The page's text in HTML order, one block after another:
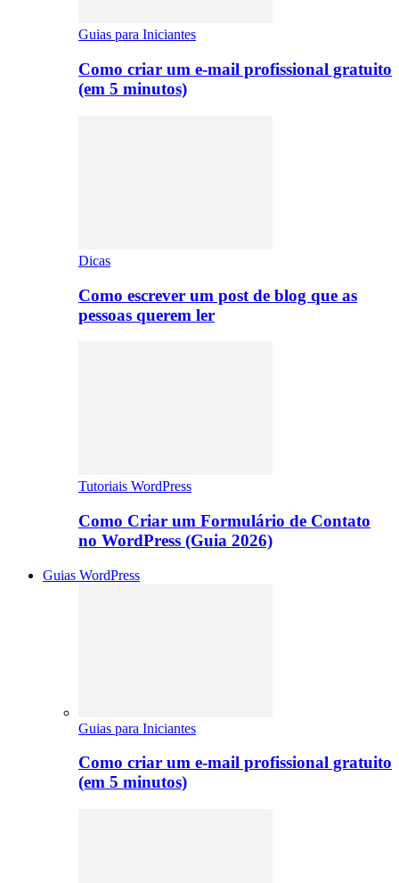
Guias para Iniciantes
Como criar um e-mail profissional gratuito
(em 5 minutos)
Dicas
Como escrever um post de blog que as
pessoas querem ler
Tutoriais WordPress
Como Criar um Formulário de Contato
no WordPress (Guia 2026)
Guias WordPress
Guias para Iniciantes
Como criar um e-mail profissional gratuito
(em 5 minutos)